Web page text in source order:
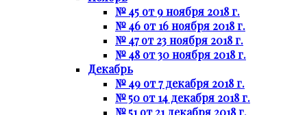
№ 45 от 9 ноября 2018 г.
№ 46 от 16 ноября 2018 г.
№ 47 от 23 ноября 2018 г.
№ 48 от 30 ноября 2018 г.
Декабрь
№ 49 от 7 декабря 2018 г.
№ 50 от 14 декабря 2018 г.
№ 51 от 21 декабря 2018 г.